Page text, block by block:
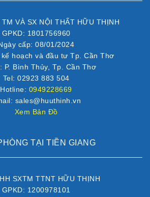
VÀ SX NỘI THẤT HỮU THỊNH
GPKD: 1801756960
cấp: 08/01/2024
hoạch và đầu tư Tp. Cần Thơ
P. Bình Thủy, Tp. Cần Thơ
Tel: 02923 883 504
Hotline: 0949228669
sales@huuthinh.vn
Xem Bản Đồ
TẠI TIỀN GIANG
SXTM TTNT HỮU THỊNH
GPKD: 1200978101